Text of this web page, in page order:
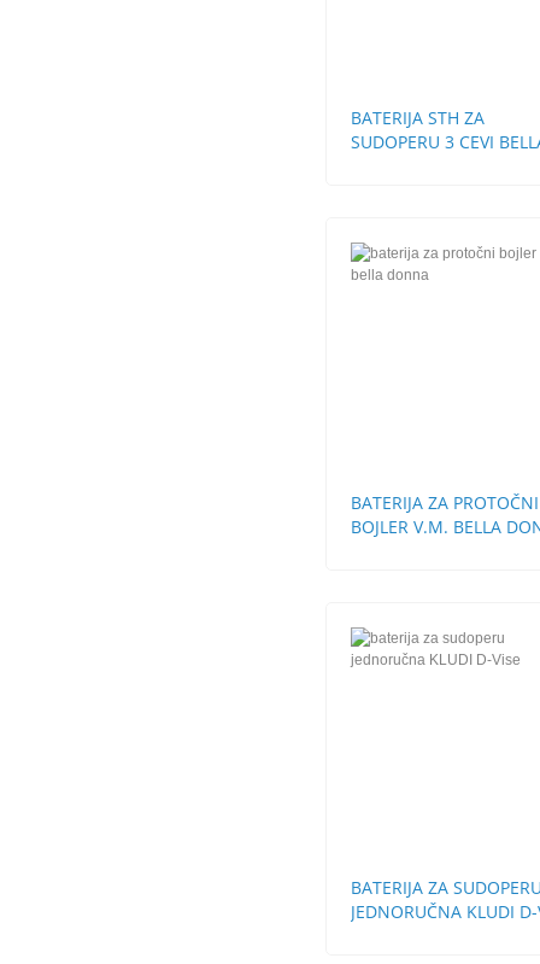
BATERIJA STH ZA
SUDOPERU 3 CEVI
BATERIJA ZA PROTOČNI
BOJLER V.M. BELLA
BATERIJA ZA
JEDNORUČNA KLUDI D-